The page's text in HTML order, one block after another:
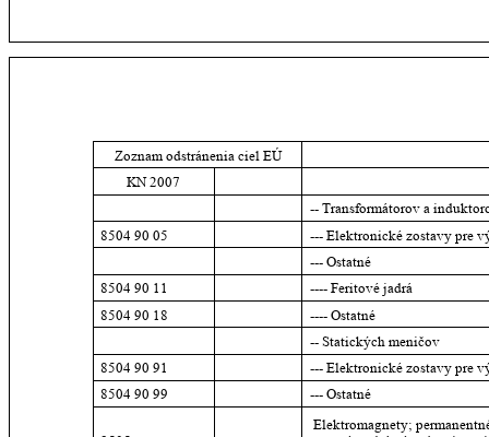
Zoznam odstránenia ciel EÚ
KN 2007
-- Transformátorov a
8504 90 05
--- Elektronické zostavy pre
--- Ostatné
8504 90 11
---- Feritové jadrá
8504 90 18
---- Ostatné
-- Statických meničov
8504 90 91
--- Elektronické zostavy pre
8504 90 99
--- Ostatné
Elektromagnety;